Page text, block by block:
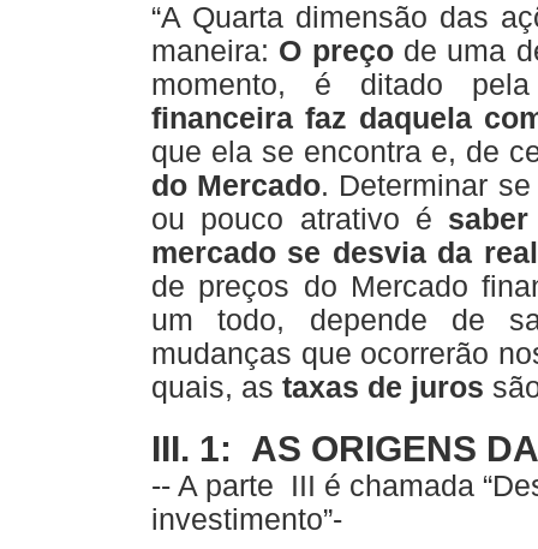
“A Quarta dimensão das
maneira: O preçode uma
momento, é ditado
financeira faz daquela
que ela se encontra e, de
do Mercado. Determinar
ou pouco atrativo é
mercado se desvia da
de preços do Mercado
um todo, depende de
mudanças que ocorrerão
quais, as taxas de juros
III. 1: AS ORIGENS
-- A parte
III é chamada
investimento”-